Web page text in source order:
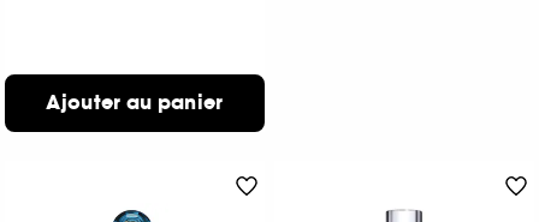
Ajouter au panier